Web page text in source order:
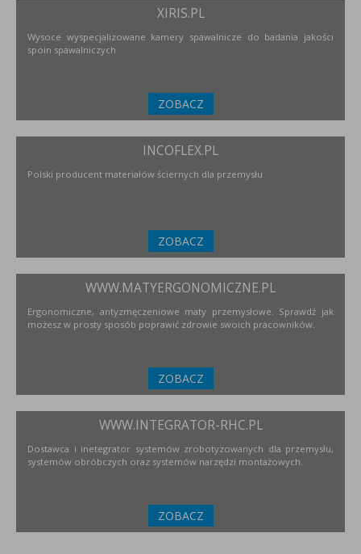
XIRIS.PL
Wysoce wyspecjalizowane kamery spawalnicze do badania jakości
spoin spawalniczych
ZOBACZ
INCOFLEX.PL
Polski producent materiałów ściernych dla przemysłu
ZOBACZ
WWW.MATYERGONOMICZNE.PL
Ergonomiczne, antyzmęczeniowe maty przemysłowe. Sprawdź jak
możesz w prosty sposób poprawić zdrowie swoich pracowników.
ZOBACZ
WWW.INTEGRATOR-RHC.PL
Dostawca i inetegrator systemów zrobotyzowanych dla przemysłu,
systemów obróbczych oraz systemów narzędzi montażowych.
ZOBACZ